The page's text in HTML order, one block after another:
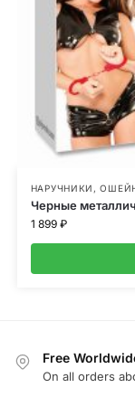
НАРУЧНИКИ,
Черные
1 899 ₽
Free
On all orders